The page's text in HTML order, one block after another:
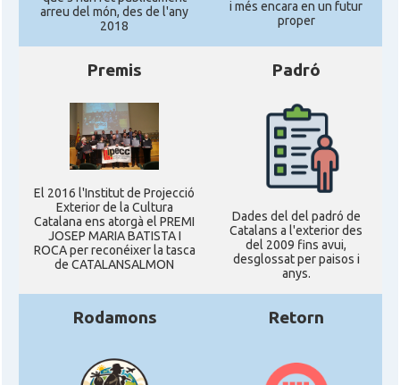
arreu del món, des de l'any
2018
i més encara en un futur
proper
Premis
El 2016 l'Institut de Projecció
Exterior de la Cultura
Catalana ens atorgà el PREMI
JOSEP MARIA BATISTA I
ROCA per reconéixer la tasca
de CATALANSALMON
Padró
Dades del del padró de
Catalans a l'exterior des
del 2009 fins avui,
desglossat per paisos i
anys.
Rodamons Retorn